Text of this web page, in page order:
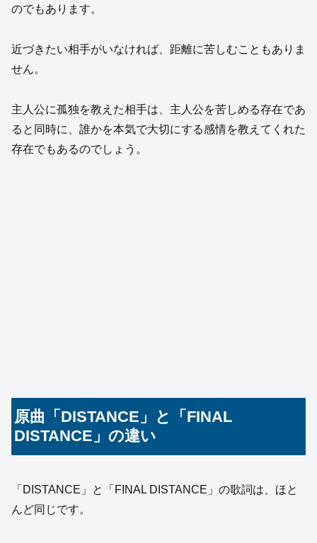
のでもあります。
近づきたい相手がいなければ、距離に苦しむこともありま
せん。
主人公に孤独を教えた相手は、主人公を苦しめる存在であ
ると同時に、誰かを本気で大切にする感情を教えてくれた
存在でもあるのでしょう。
原曲「DISTANCE」と「FINAL
DISTANCE」の違い
「DISTANCE」と「FINAL DISTANCE」の歌詞は、ほと
んど同じです。